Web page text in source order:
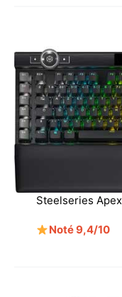
Steelseries
Noté 9,4/10